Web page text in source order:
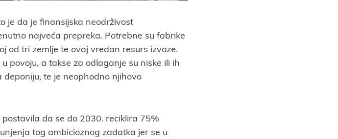
je da je finansijska neodrživost
najveća prepreka. Potrebne su fabrike
od tri zemlje te ovaj vredan resurs izvoze.
povoju, a takse za odlaganje su niske ili ih
te je neophodno njihovo
da se do 2030. reciklira 75%
tog ambicioznog zadatka jer se u